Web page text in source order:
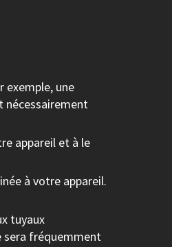
exemple, une
nécessairement
appareil et à le
à votre appareil.
tuyaux
sera fréquemment